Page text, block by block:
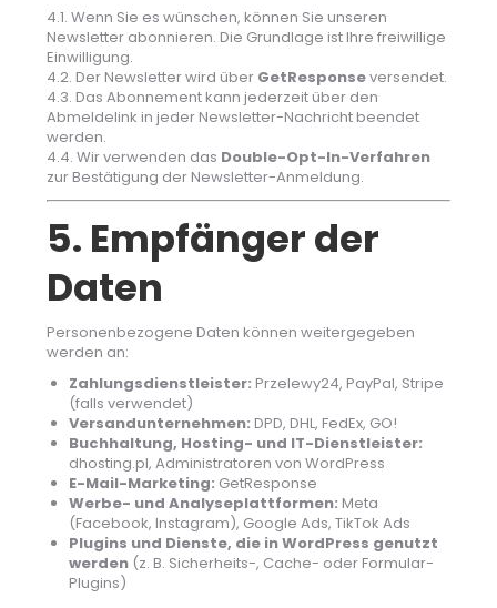
4.1. Wenn Sie es wünschen, können Sie unseren
Newsletter abonnieren. Die Grundlage ist Ihre freiwillige
Einwilligung.
4.2. Der Newsletter wird über GetResponseversendet.
4.3. Das Abonnement kann jederzeit über den
Abmeldelink in jeder Newsletter-Nachricht beendet
werden.
4.4. Wir verwenden das Double-Opt-In-Verfahren
zur Bestätigung der Newsletter-Anmeldung.
5. Empfänger der
Daten
Personenbezogene Daten können weitergegeben
werden an:
Zahlungsdienstleister: Przelewy24, PayPal, Stripe
(falls verwendet)
Versandunternehmen: DPD, DHL, FedEx, GO!
Buchhaltung, Hosting- und IT-Dienstleister:
dhosting.pl, Administratoren von WordPress
E-Mail-Marketing: GetResponse
Werbe- und Analyseplattformen: Meta
(Facebook, Instagram), Google Ads, TikTok Ads
Plugins und Dienste, die in WordPress genutzt
werden (z. B. Sicherheits-, Cache- oder Formular-
Plugins)